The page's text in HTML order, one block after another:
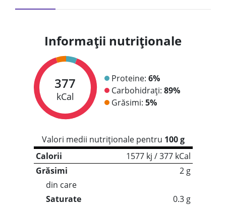
Informații nutriționale
377
kCal
Proteine: 6%
Carbohidrați: 89%
Grăsimi: 5%
Valori medii nutriționale pentru 100 g
Calorii
1577 kj / 377 kCal
Grăsimi
2 g
din care
Saturate
0.3 g